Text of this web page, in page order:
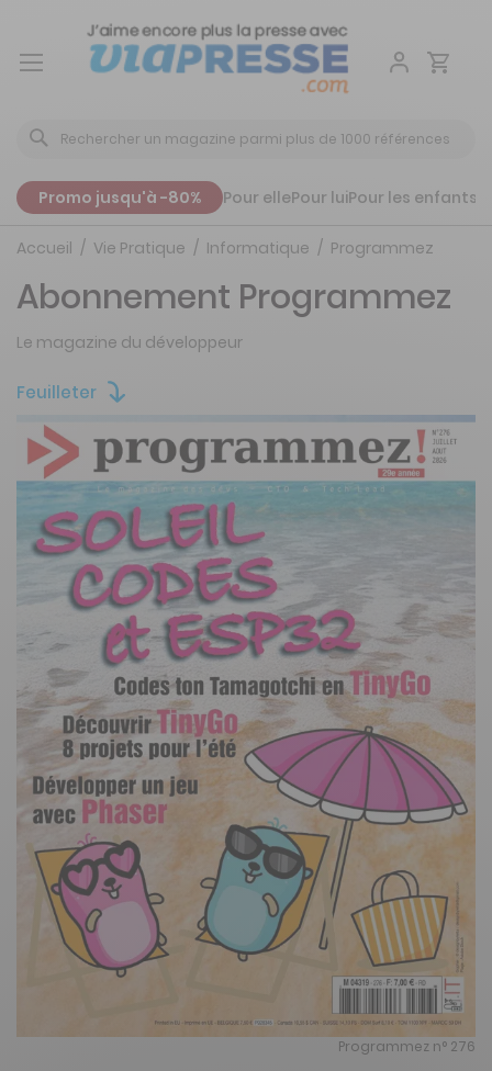
Aller
Promo jusqu'à -80% Pour ellePour luiPour les enfants
Accueil Vie Pratique Informatique Programmez
Feuilleter
Programmez n° 276
Abonnement Programmez
Le magazine du développeur